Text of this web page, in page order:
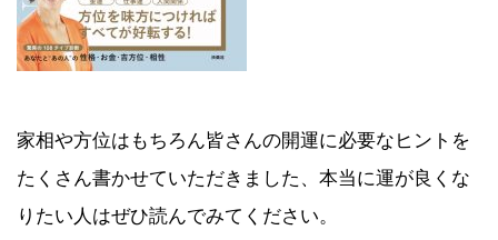
家相や方位はもちろん皆さんの開運に必要なヒントを
たくさん書かせていただきました、本当に運が良くな
りたい人はぜひ読んでみてください。